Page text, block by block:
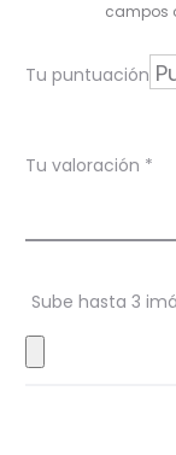
r
i
o
e
s
campos
Tu puntuación
Tu valoración *
Sube hasta 3